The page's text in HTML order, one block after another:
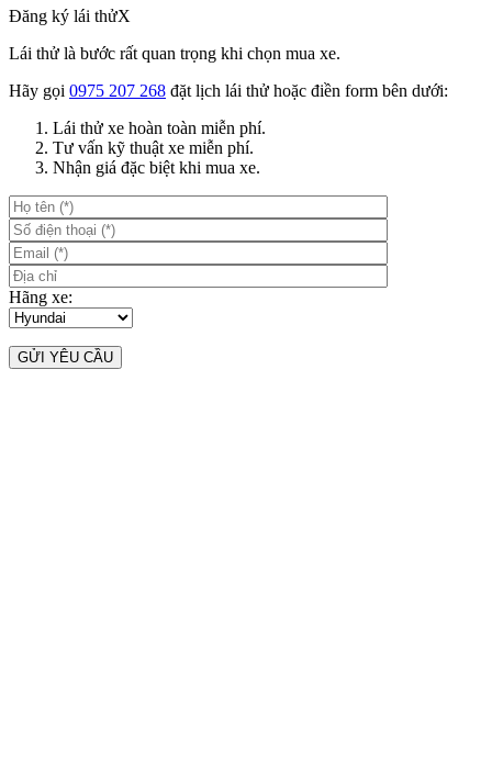
Đăng ký lái thửX
Lái thử là bước rất quan trọng khi chọn mua xe.
Hãy gọi 0975 207 268 đặt lịch lái thử hoặc điền form bên dưới:
Lái thử xe hoàn toàn miễn phí.
Tư vấn kỹ thuật xe miễn phí.
Nhận giá đặc biệt khi mua xe.
Hãng xe: